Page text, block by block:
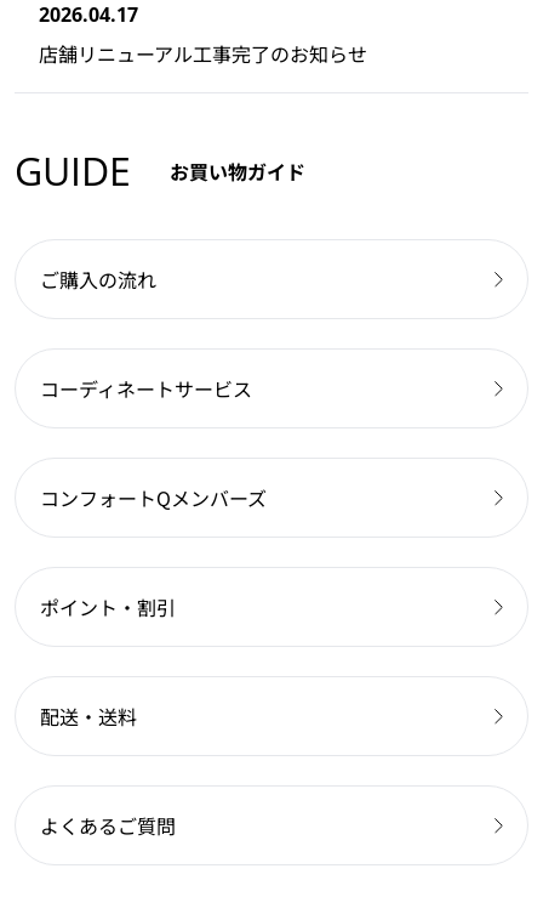
2026.04.17
店舗リニューアル工事完了のお知らせ
GUIDE お買い物ガイド
ご購入の流れ
コーディネートサービス
コンフォートQメンバーズ
ポイント・割引
配送・送料
よくあるご質問